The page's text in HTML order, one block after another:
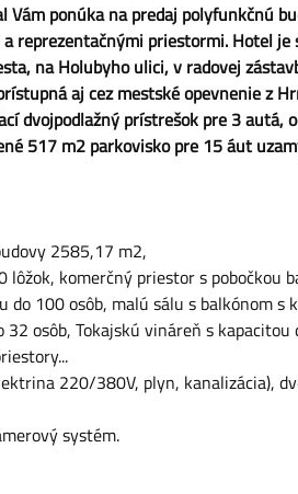
ponúka na predaj polyfunkčnú
reprezentačnými priestormi. Hotel
na Holubyho ulici, v radovej
aj cez mestské opevnenie z
dvojpodlažný prístrešok pre 3 autá,
517 m2 parkovisko pre 15 áut
2585,17 m2,
komerčný priestor s pobočkou
100 osôb, malú sálu s balkónom s
osôb, Tokajskú vináreň s
220/380V, plyn, kanalizácia),
systém.